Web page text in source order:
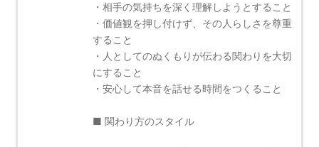
・相手の気持ちを深く理解しようとすること
・価値観を押し付けず、その人らしさを尊重
すること
・人としてのぬくもりが伝わる関わりを大切
にすること
・安心して本音を話せる時間をつくること
■ 関わり方のスタイル